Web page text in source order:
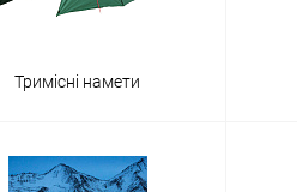
Тримісні намети